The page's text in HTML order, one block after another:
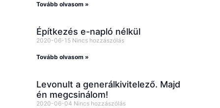
Tovább olvasom »
Építkezés e-napló nélkül
2020-06-15 Nincs hozzászólás
Tovább olvasom »
Levonult a generálkivitelező. Majd
én megcsinálom!
2020-06-04 Nincs hozzászólás